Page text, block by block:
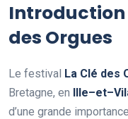
Introduction
des Orgues
Le festival La Clé des
Bretagne, en Ille–et–Vil
d’une grande